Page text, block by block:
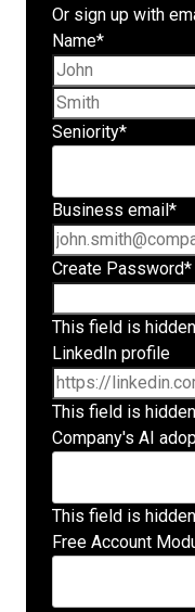
Or sign up with
Name*
Seniority*
Business email *
Create Password*
This field is
LinkedIn profile
This field is
Company's AI
This field is
Free Account